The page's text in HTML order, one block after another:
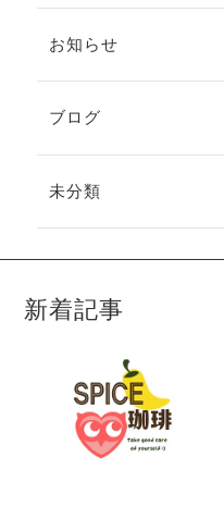
お知らせ
ブログ
未分類
新着記事